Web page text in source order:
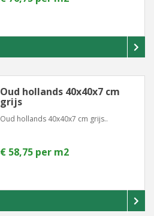
Oud hollands 40x40x7 cm
grijs
Oud hollands 40x40x7 cm grijs..
€ 58,75 per m2